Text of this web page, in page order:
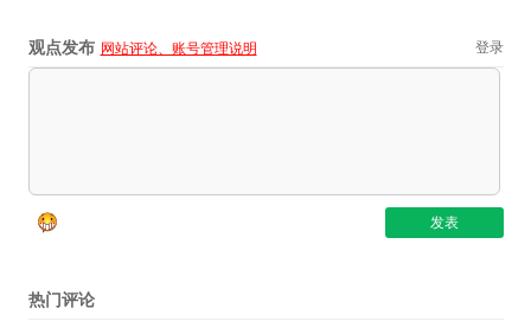
观点发布 网站评论、账号管理说明 登录
热门评论